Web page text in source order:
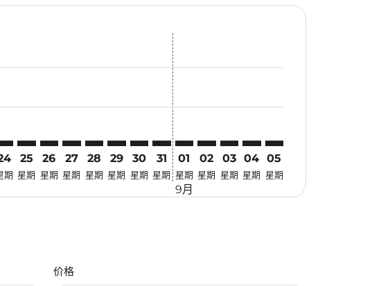
view-offers-disclaimer. 寻找优惠
cmp-view-offers-disclaimer. 寻找优惠
cmp-view-offers-disclaimer. 寻找优惠
SGN–PDG: cmp-view-offers-disclaimer. 寻找优惠
期
SGN–PDG: cmp-view-offers-disclaimer. 寻找优惠
25
星期
SGN–PDG: cmp-view-offers-disclaimer. 寻找优惠
26
星期
SGN–PDG: cmp-view-offers-disclaimer. 寻找优惠
27
星期
SGN–PDG: cmp-view-offers-disclaimer. 寻找优惠
28
星期
SGN–PDG: cmp-view-offers-disclaimer. 寻找优惠
29
星期
SGN–PDG: cmp-view-offers-disclaimer. 寻找优惠
30
星期
SGN–PDG: cmp-view-offers-disclaimer. 寻找
31
星期
01
星期
9月
02
星期
03
星期
04
星期
05
星期
价格